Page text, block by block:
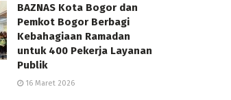
BAZNAS Kota Bogor dan
Pemkot Bogor Berbagi
Kebahagiaan Ramadan
untuk 400 Pekerja Layanan
Publik
16 Maret 2026